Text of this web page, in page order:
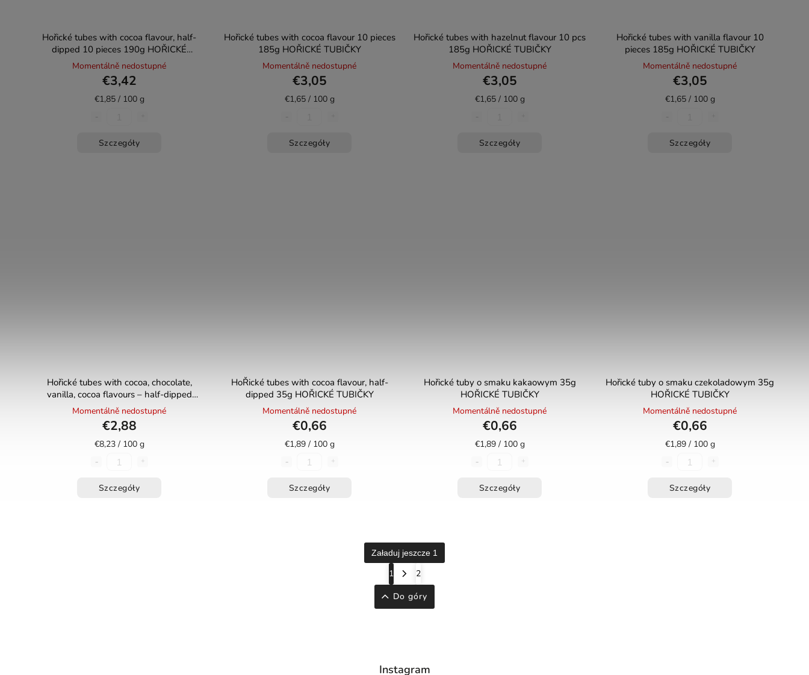
Hořické tubes with cocoa flavour, half-
dipped 10 pieces 190g HOŘICKÉ
TUBIČKY
Momentálně nedostupné
€3,42
€1,85 / 100 g
Szczegóły
Hořické tubes with cocoa flavour 10 pieces
185g HOŘICKÉ TUBIČKY
Momentálně nedostupné
€3,05
€1,65 / 100 g
Szczegóły
Hořické tubes with hazelnut flavour 10 pcs
185g HOŘICKÉ TUBIČKY
Momentálně nedostupné
€3,05
€1,65 / 100 g
Szczegóły
Hořické tubes with vanilla flavour 10
pieces 185g HOŘICKÉ TUBIČKY
Momentálně nedostupné
€3,05
€1,65 / 100 g
Szczegóły
Hořické tubes with cocoa, chocolate,
vanilla, cocoa flavours – half-dipped
4x35g HOŘICKÉ TUBIČKY
Momentálně nedostupné
€2,88
€8,23 / 100 g
Szczegóły
HoŘické tubes with cocoa flavour, half-
dipped 35g HOŘICKÉ TUBIČKY
Momentálně nedostupné
€0,66
€1,89 / 100 g
Szczegóły
Hořické tuby o smaku kakaowym 35g
HOŘICKÉ TUBIČKY
Momentálně nedostupné
€0,66
€1,89 / 100 g
Szczegóły
Hořické tuby o smaku czekoladowym 35g
HOŘICKÉ TUBIČKY
Momentálně nedostupné
€0,66
€1,89 / 100 g
Szczegóły
Załaduj jeszcze 1
1
2
Do góry
Instagram